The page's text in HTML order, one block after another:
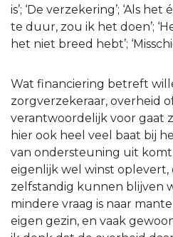
is’; ‘De verzekering’; ‘Als
te duur, zou ik het doen’;
het niet breed hebt’;
Wat financiering betreft
zorgverzekeraar, overheid
verantwoordelijk voor gaat
hier ook heel veel baat bij
van ondersteuning uit
eigenlijk wel winst
zelfstandig kunnen blijven
mindere vraag is naar
eigen gezin, en vaak